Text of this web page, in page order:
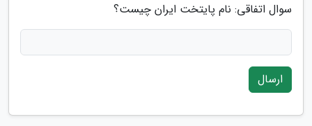
سوال اتفاقی: نام پایتخت ایران چیست؟
ارسال